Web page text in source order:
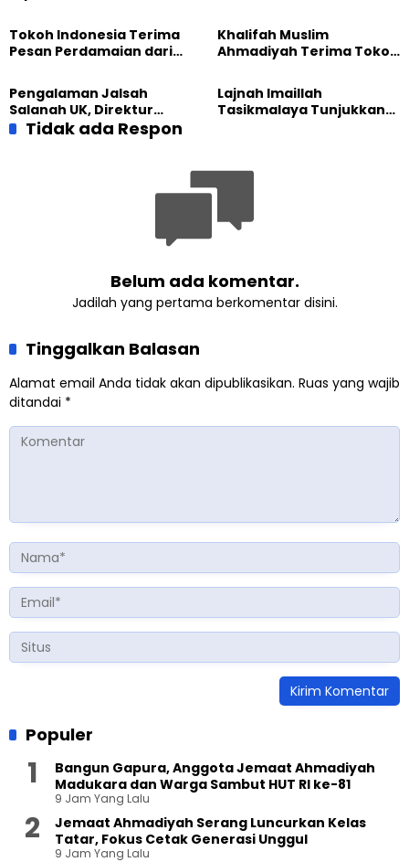
hingga Edukasi Tangani
Sampah
Masak Bersama
Tokoh Indonesia Terima
Pesan Perdamaian dari
Ahmadiyah
Khalifah Muslim
Ahmadiyah Terima Tokoh
Khusus di Islamabad
Pengalaman Jalsah
Salanah UK, Direktur
SETARA Institute Soroti
Kekuatan Kemanusiaan
Lajnah Imaillah
Tasikmalaya Tunjukkan
Tidak ada Respon
Belum ada komentar.
Jadilah yang pertama berkomentar disini.
Tinggalkan Balasan
Alamat email Anda tidak akan dipublikasikan. Ruas yang wajib
ditandai *
Populer
Bangun Gapura, Anggota Jemaat Ahmadiyah
Madukara dan Warga Sambut HUT RI ke-81
9 Jam Yang Lalu
Jemaat Ahmadiyah Serang Luncurkan Kelas
Tatar, Fokus Cetak Generasi Unggul
9 Jam Yang Lalu